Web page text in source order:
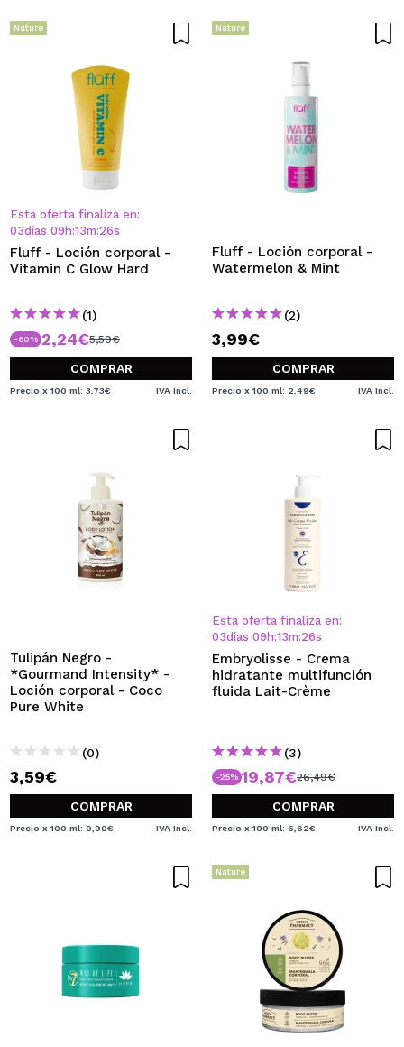
Nature
Esta oferta finaliza en:
03días 09 h:13m:26s
Fluff - Loción corporal -
Vitamin C Glow Hard
(1)
-60% 2,24€5,59€
COMPRAR
Precio x 100 ml: 3,73€ IVA Incl.
Nature
Fluff - Loción corporal -
Watermelon & Mint
(2)
3,99€
COMPRAR
Precio x 100 ml: 2,49€ IVA Incl.
Tulipán Negro -
*Gourmand Intensity* -
Loción corporal - Coco
Pure White
(0)
3,59€
COMPRAR
Precio x 100 ml: 0,90€ IVA Incl.
Esta oferta finaliza en:
03días 09 h:13m:26s
Embryolisse - Crema
hidratante multifunción
fluida Lait-Crème
(3)
-25% 19,87€26,49€
COMPRAR
Precio x 100 ml: 6,62€ IVA Incl.
Nature